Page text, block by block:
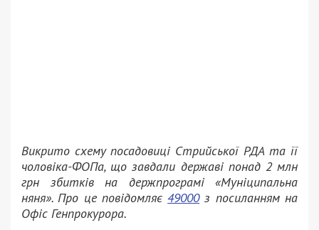
Викрито схему посадовиці Стрийської РДА та її
чоловіка-ФОПа, що завдали державі понад 2 млн
грн збитків на держпрограмі «Муніципальна
няня». Про це повідомляє49000з посиланням на
Офіс Генпрокурора.